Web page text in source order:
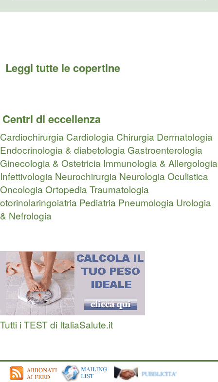
Leggi tutte le copertine
Centri di eccellenza
Cardiochirurgia Cardiologia Chirurgia Dermatologia
Endocrinologia & diabetologia Gastroenterologia
Ginecologia & Ostetricia Immunologia & Allergologia
Infettivologia Neurochirurgia NeurologiaOculistica
OncologiaOrtopedia Traumatologia
otorinolaringoiatria Pediatria Pneumologia Urologia
& Nefrologia
Tutti i TEST di ItaliaSalute.it